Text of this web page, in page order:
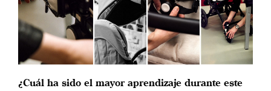
¿Cuál ha sido el mayor aprendizaje durante este